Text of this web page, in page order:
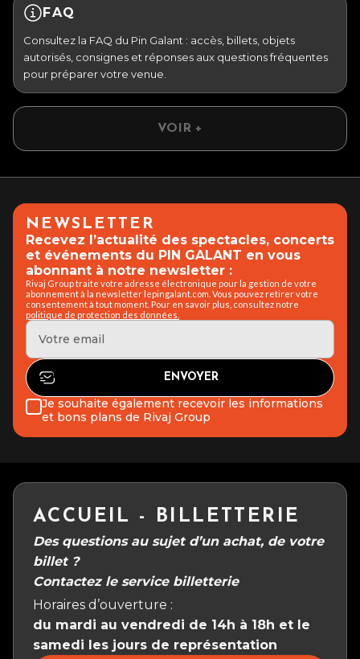
FAQ
Consultez la FAQ du Pin Galant : accès, billets, objets
autorisés, consignes et réponses aux questions fréquentes
pour préparer votre venue.
VOIR +
NEWSLETTER
Recevez l’actualité des spectacles, concerts
et événements du PIN GALANT en vous
abonnant à notre newsletter :
Rivaj Group traite votre adresse électronique pour la gestion de votre
abonnement à la newsletter lepingalant.com. Vous pouvez retirer votre
consentement à tout moment. Pour en savoir plus, consultez notre
politique de protection des données.
Je souhaite également recevoir les informations
et bons plans de Rivaj Group
ACCUEIL - BILLETTERIE
Des questions au sujet d’un achat, de votre
billet ?
Contactez le service billetterie
Horaires d’ouverture :
du mardi au vendredi de 14h à 18h et le
samedi les jours de représentation